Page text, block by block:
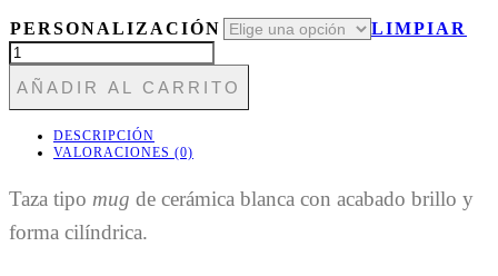
PERSONALIZACIÓN
LIMPIAR
TAZA124
VIAJE
AL
ESPACIO
CANTIDAD
AÑADIR AL CARRITO
DESCRIPCIÓN
VALORACIONES (0)
Taza tipo mug de cerámica blanca con acabado brillo y
forma cilíndrica.